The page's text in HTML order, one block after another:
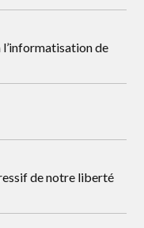
l’informatisation de
de notre liberté